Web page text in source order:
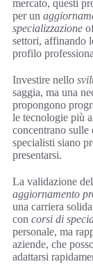
mercato, questi
per un
specializzazione
settori, affinando
profilo
Investire nello
saggia, ma una
propongono
le tecnologie più
concentrano sulle
specialisti siano
presentarsi.
La validazione
aggiornamento
una carriera
con corsi di
personale, ma
aziende, che
adattarsi